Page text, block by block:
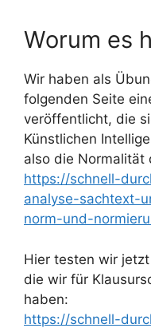
Worum es
Wir haben als
folgenden Seite
veröffentlicht, die
Künstlichen
also die Normalität
https://schnell-
analyse-sachtext-
norm-und-
Hier testen wir jetzt
die wir für
haben:
https://schnell-